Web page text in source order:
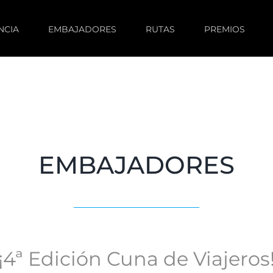
EMBAJADORES RUTAS PREMIOS
EMBAJADORES
¡4ª Edición Cuna de Viajeros!